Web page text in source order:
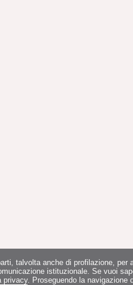
talvolta anche di profilazione, per
istituzionale. Se vuoi
privacy. Proseguendo la navigazione